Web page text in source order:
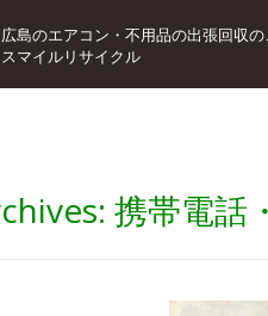
広島のエアコン・不用品の出張回収の
スマイルリサイクル
携帯電話